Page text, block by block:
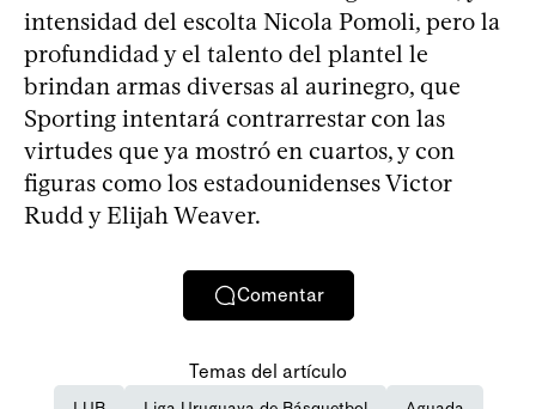
intensidad del escolta Nicola Pomoli, pero la
profundidad y el talento del plantel le
brindan armas diversas al aurinegro, que
Sporting intentará contrarrestar con las
virtudes que ya mostró en cuartos, y con
figuras como los estadounidenses Victor
Rudd y Elijah Weaver.
Comentar
Temas del artículo